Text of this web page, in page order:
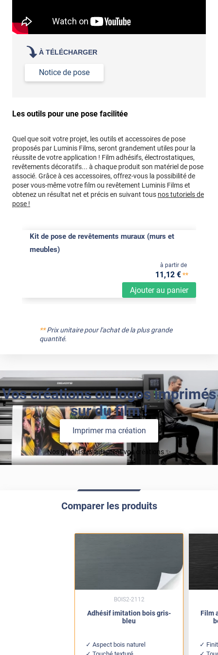
À TÉLÉCHARGER
Notice de pose
Les outils pour une pose facilitée
Quel que soit votre projet, les outils et accessoires de pose
proposés par Luminis Films, seront grandement utiles pour la
réussite de votre application ! Film adhésifs, électrostatiques,
revêtements décoratifs... à chaque produit son matériel de pose
associé. Grâce à ces accessoires, offrez-vous la possibilité de
poser vous-même votre film ou revêtement Luminis Films et
obtenez un résultat net et précis en suivant tous nos tutoriels de
pose !
Kit de pose de revêtements muraux (murs et
meubles)
Ajouter au panier
à partir de
11,12 €**
**Prix unitaire pour l'achat de la plus grande
quantité.
Vos créations ou logos imprimés
sur du film !
Imprimer ma création
Nos graphistes adaptent vos créations ✨
Comparer les produits
Adhésif imitation bois gris-
bleu
Aspect bois naturel
BOIS2-2112
Film